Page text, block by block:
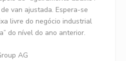
van ajustada. Espera-se
livre do negócio industrial
do nível do ano anterior.
AG